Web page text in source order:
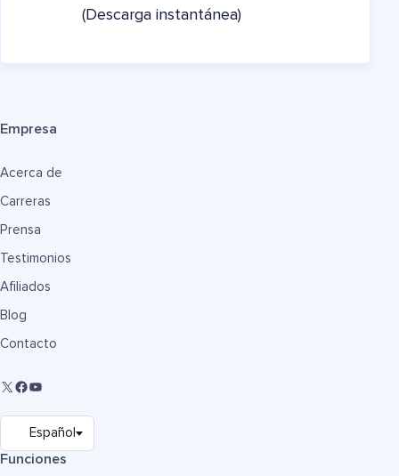
(Descarga instantánea)
Empresa
Acerca de
Carreras
Prensa
Testimonios
Afiliados
Blog
Contacto
Funciones